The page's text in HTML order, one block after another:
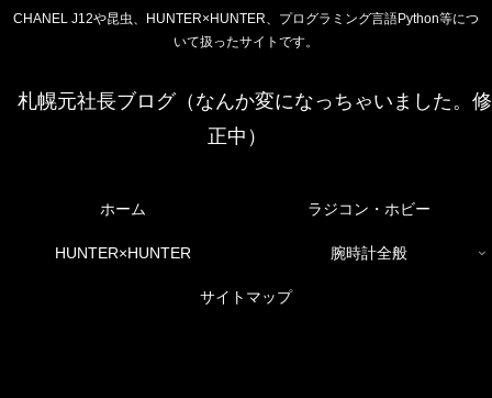
CHANEL J12や昆虫、HUNTER×HUNTER、プログラミング言語Python等につ
いて扱ったサイトです。
札幌元社長ブログ（なんか変になっちゃいました。修
正中）
ホーム ラジコン・ホビー
HUNTER×HUNTER 腕時計全般
サイトマップ